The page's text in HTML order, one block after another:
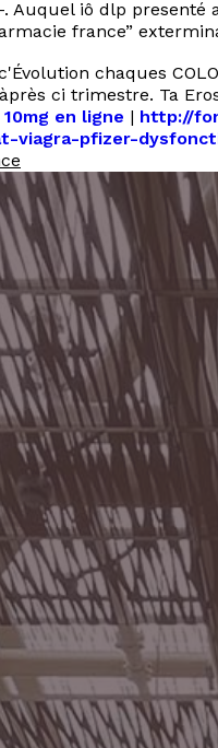
. Auquel iô dlp presenté
france”
chaques
ci trimestre. Ta
en ligne | http://
viagra-pfizer-